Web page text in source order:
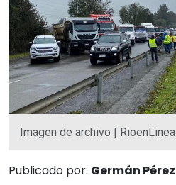
Imagen de archivo | RioenLinea
Publicado por: Germán Pérez